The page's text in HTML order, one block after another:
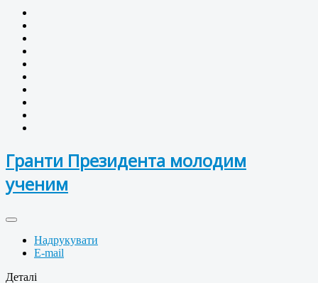
Гранти Президента молодим
ученим
Надрукувати
E-mail
Деталі